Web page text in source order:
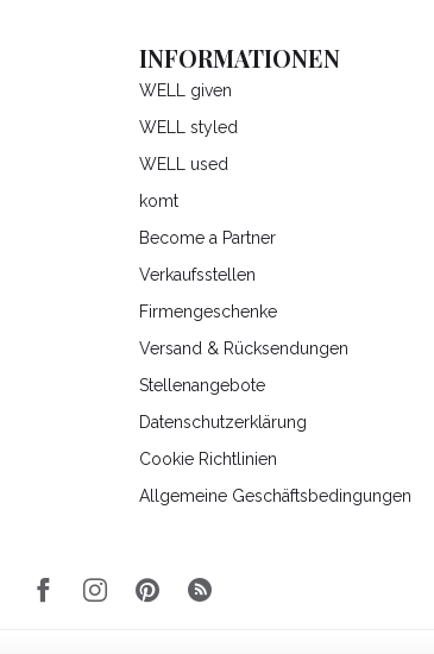
INFORMATIONEN
WELL given
WELL styled
WELL used
komt
Become a Partner
Verkaufsstellen
Firmengeschenke
Versand & Rücksendungen
Stellenangebote
Datenschutzerklärung
Cookie Richtlinien
Allgemeine Geschäftsbedingungen